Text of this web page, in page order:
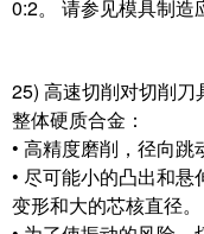
0:2。 请参见模具制造
25) 高速切削对切削刀
整体硬质合金：
• 高精度磨削，径向跳
• 尽可能小的凸出和
变形和大的芯核直径。